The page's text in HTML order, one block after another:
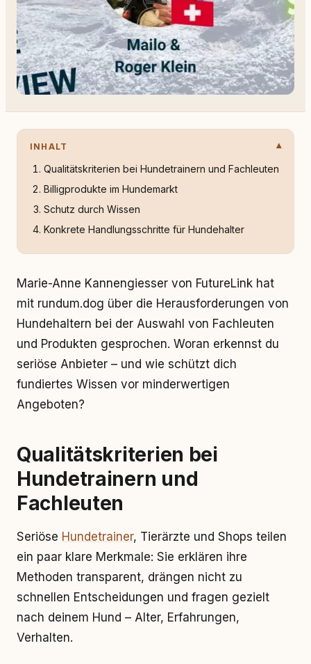
INHALT
Qualitätskriterien bei Hundetrainern und Fachleuten
Billigprodukte im Hundemarkt
Schutz durch Wissen
Konkrete Handlungsschritte für Hundehalter
Marie-Anne Kannengiesser von FutureLink hat
mit rundum.dog über die Herausforderungen von
Hundehaltern bei der Auswahl von Fachleuten
und Produkten gesprochen. Woran erkennst du
seriöse Anbieter – und wie schützt dich
fundiertes Wissen vor minderwertigen
Angeboten?
Qualitätskriterien bei
Hundetrainern und
Fachleuten
Seriöse Hundetrainer, Tierärzte und Shops teilen
ein paar klare Merkmale: Sie erklären ihre
Methoden transparent, drängen nicht zu
schnellen Entscheidungen und fragen gezielt
nach deinem Hund – Alter, Erfahrungen,
Verhalten.